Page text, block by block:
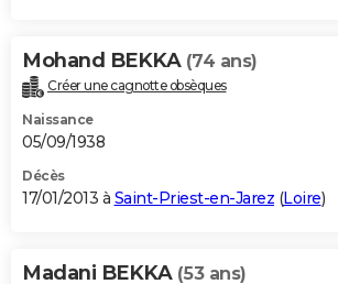
Mohand BEKKA (74 ans)
Créer une cagnotte obsèques
Naissance
05/09/1938
Décès
17/01/2013 à Saint-Priest-en-Jarez (Loire)
Madani BEKKA (53 ans)